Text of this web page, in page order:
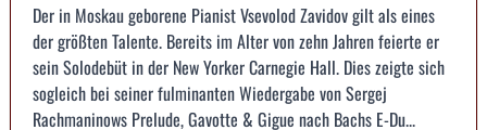
Der in Moskau geborene Pianist Vsevolod Zavidov gilt als eines
der größten Talente. Bereits im Alter von zehn Jahren feierte er
sein Solodebüt in der New Yorker Carnegie Hall. Dies zeigte sich
sogleich bei seiner fulminanten Wiedergabe von Sergej
Rachmaninows Prelude, Gavotte & Gigue nach Bachs E-Du...